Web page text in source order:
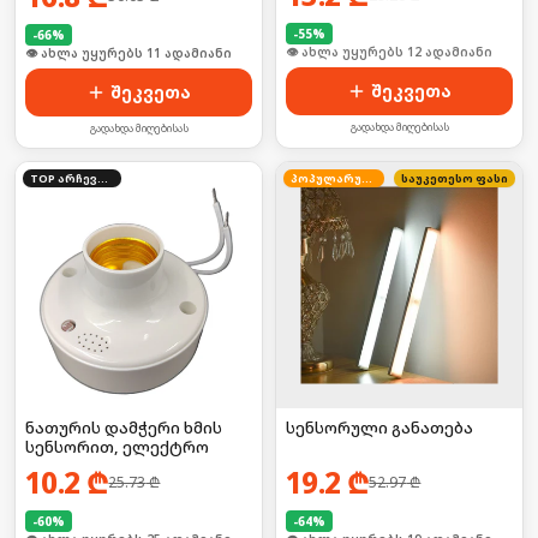
-66%
🛒 ბოლო 24სთ-ში იყიდა 13-მა
შეკვეთა
გადახდა მიღებისას
-55%
🛒 ბოლო 24სთ-ში იყიდა 21-მა
შეკვეთა
გადახდა მიღებისას
TOP არჩევანი
ნათურის დამჭერი ხმის
სენსორით, ელექტრო
10.2 ₾25.73₾
-60%
პოპულარული საუკეთესო ფასი
სენსორული განათება
19.2 ₾52.97₾
-64%